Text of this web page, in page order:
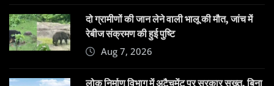
दो ग्रामीणों की जान लेने वाली भालू की मौत, जांच में
रेबीज संक्रमण की हुई पुष्टि
Aug 7, 2026
लोक निर्माण विभाग में अटैचमेंट पर सरकार सख्त, बिना